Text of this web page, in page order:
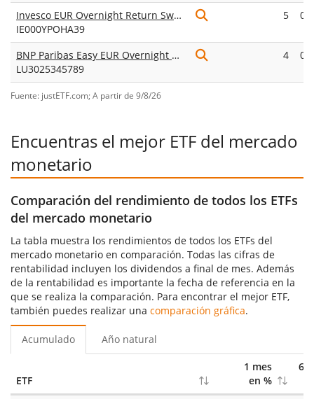
Invesco EUR Overnight Return Swap UCITS ETF Acc
IE000YPOHA39
5
BNP Paribas Easy EUR Overnight UCITS ETF Dist
LU3025345789
4
Fuente: justETF.com; A partir de 9/8/26
Encuentras el mejor ETF del mercado
monetario
Comparación del rendimiento de todos los ETFs
del mercado monetario
La tabla muestra los rendimientos de todos los ETFs del
mercado monetario en comparación. Todas las cifras de
rentabilidad incluyen los dividendos a final de mes. Además
de la rentabilidad es importante la fecha de referencia en la
que se realiza la comparación. Para encontrar el mejor ETF,
también puedes realizar una comparación gráfica.
Acumulado Año natural
ETF
1 mes
en %
6